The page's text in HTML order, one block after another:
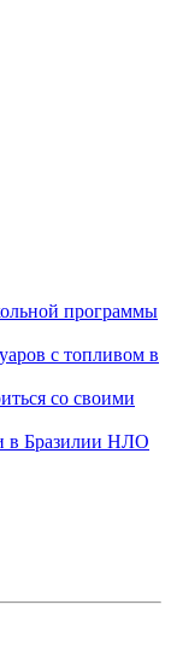
программы
с топливом в
со своими
в Бразилии НЛО